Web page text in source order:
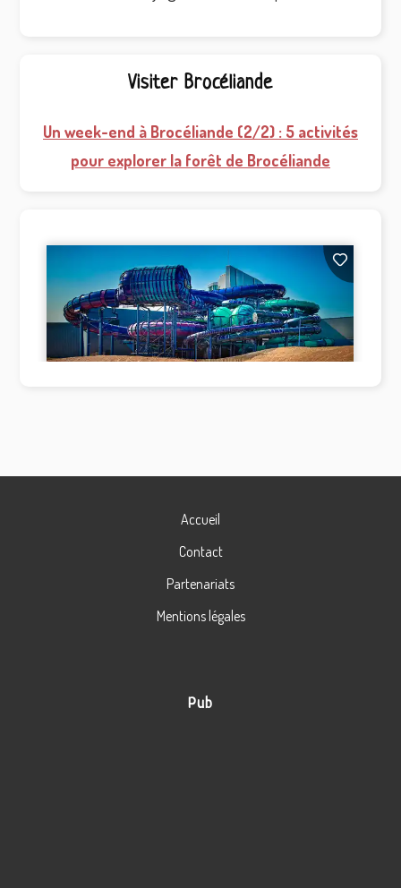
Visiter Brocéliande
Un week-end à Brocéliande (2/2) : 5 activités
pour explorer la forêt de Brocéliande
Accueil
Contact
Partenariats
Mentions légales
Pub